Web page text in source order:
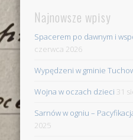
Najnowsze wpisy
Spacerem po dawnym i
czerwca 2026
Wypędzeni w gminie
Wojna w oczach dzieci 31
Sarnów w ogniu –
2025